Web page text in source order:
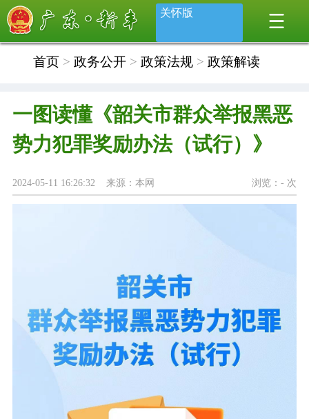
关怀版
首页> 政务公开> 政策法规> 政策解读
一图读懂《韶关市群众举报黑恶
势力犯罪奖励办法（试行）》
浏览：- 次
2024-05-11 16:26:32 来源：本网